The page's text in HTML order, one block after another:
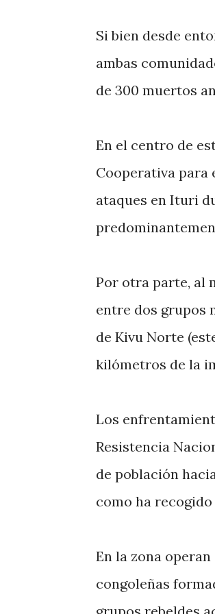
Si bien desde
ambas
de 300 muertos
En el centro de
Cooperativa para
ataques en Ituri
Por otra parte, al
entre dos grupos
de Kivu Norte
kilómetros de la
Los
Resistencia
de población
como ha recogido
En la zona
congoleñas